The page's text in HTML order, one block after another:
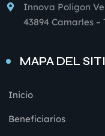
Innova Poligon
43894 Camarles
MAPA DEL
Inicio
Beneficiarios